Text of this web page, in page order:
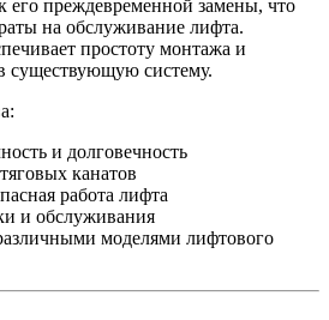
его преждевременной замены, что
на обслуживание лифта.
простоту монтажа и
существующую систему.
и долговечность
канатов
работа лифта
и обслуживания
моделями лифтового